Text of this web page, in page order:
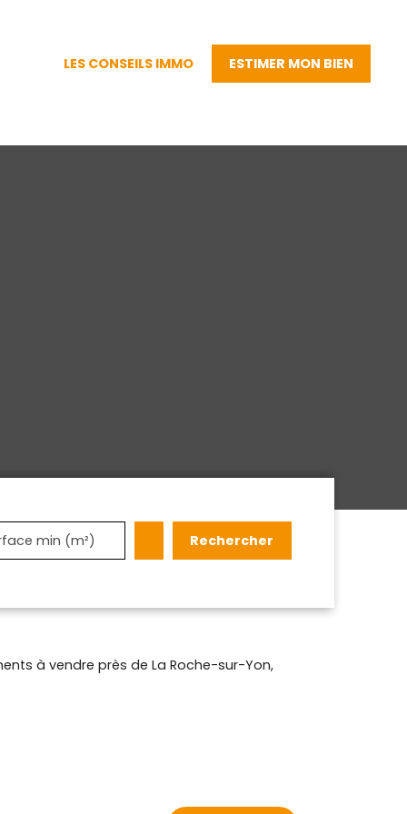
LES CONSEILS IMMO ESTIMER MON BIEN
min (m²) Rechercher
à vendre près de La Roche-sur-Yon,